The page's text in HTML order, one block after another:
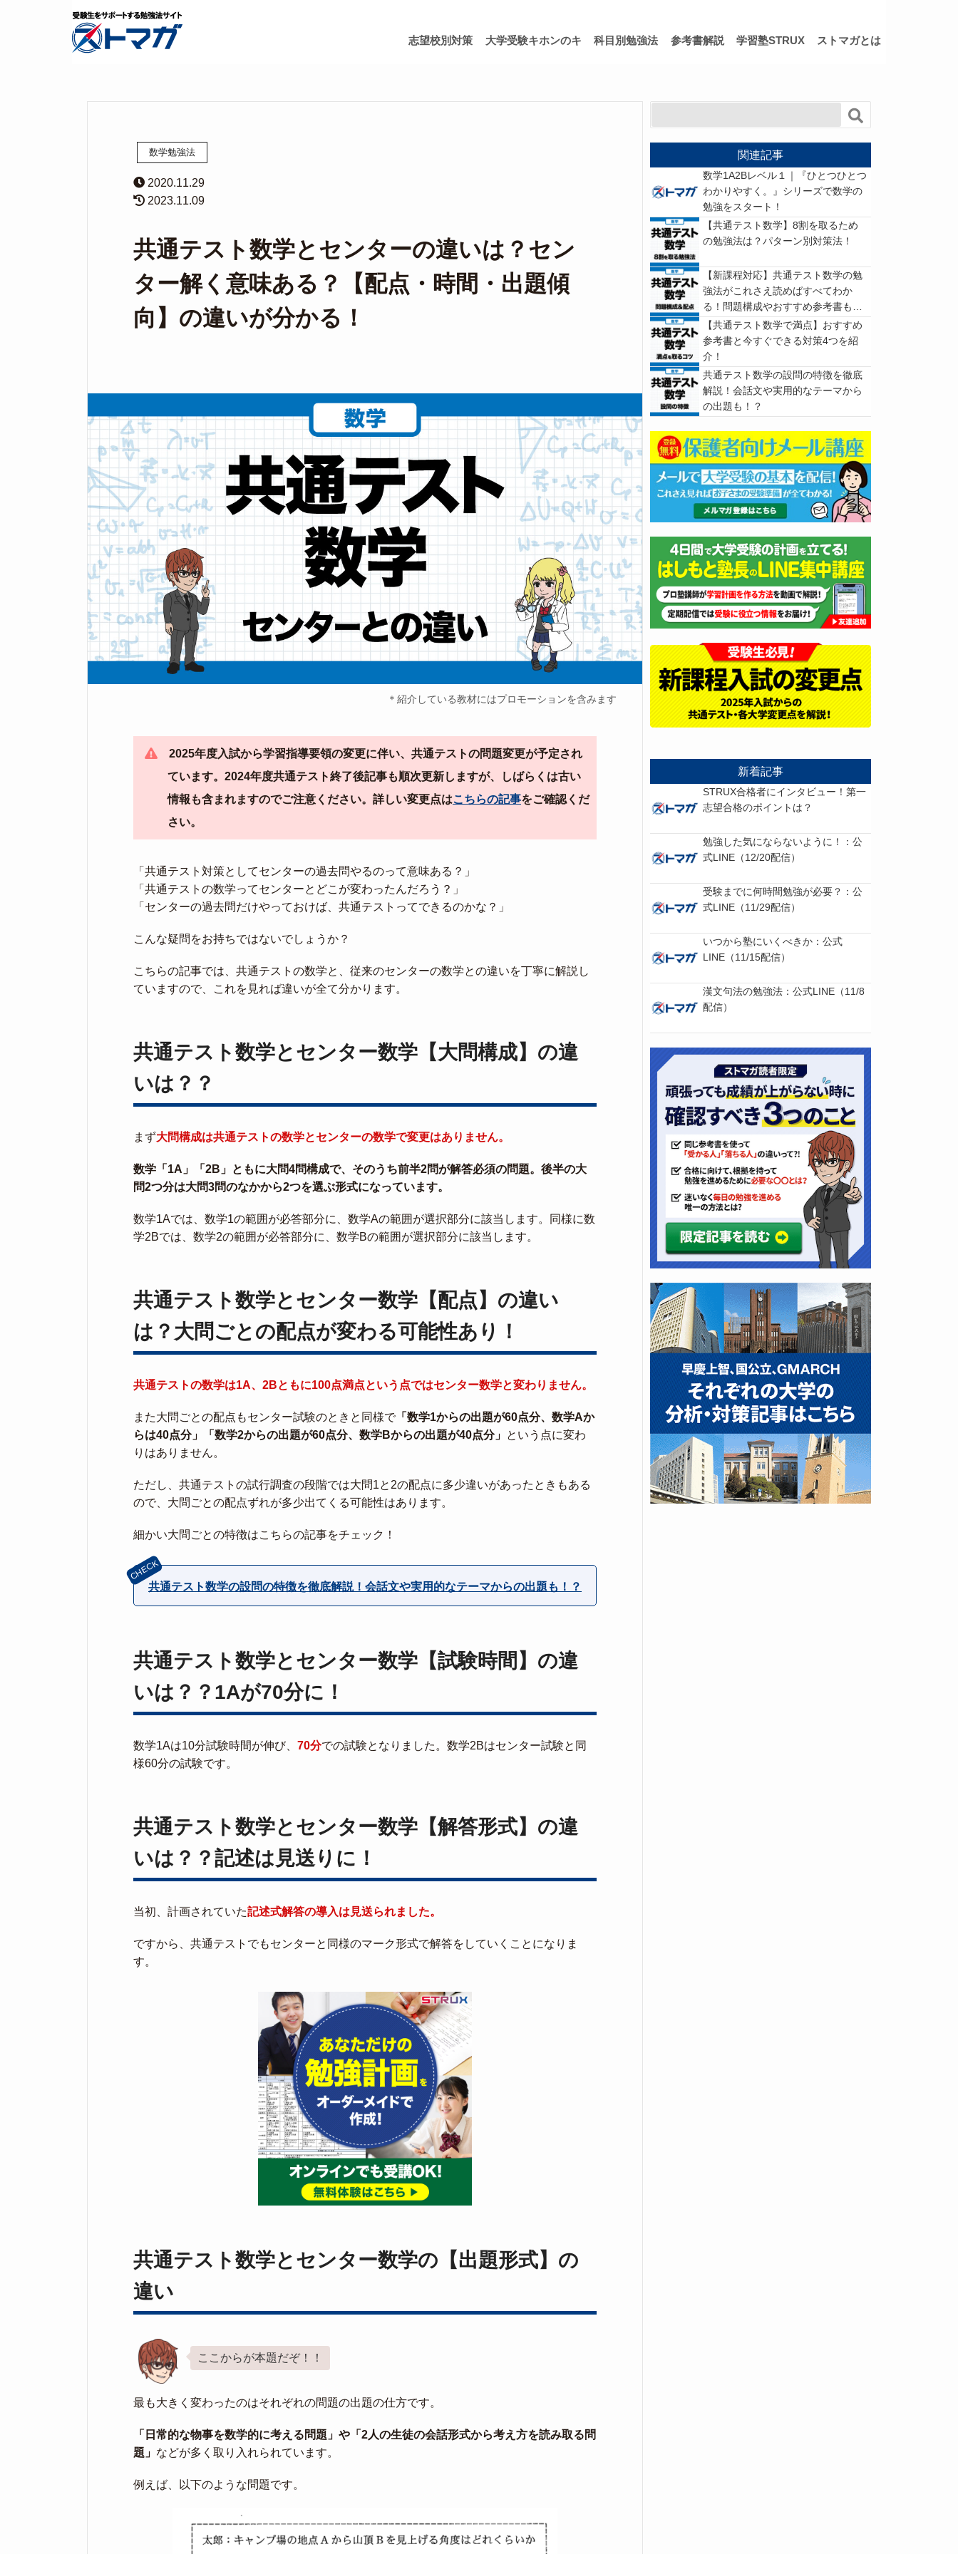
志望校別対策 大学受験キホンのキ 科目別勉強法 参考書解説 学習塾STRUX ストマガとは
数学勉強法
2020.11.29
2023.11.09
共通テスト数学とセンターの違いは？セン
ター解く意味ある？【配点・時間・出題傾
向】の違いが分かる！
＊紹介している教材にはプロモーションを含みます
2025年度入試から学習指導要領の変更に伴い、共通テストの問題変更が予定され
ています。2024年度共通テスト終了後記事も順次更新しますが、しばらくは古い
情報も含まれますのでご注意ください。詳しい変更点はこちらの記事をご確認くだ
さい。
「共通テスト対策としてセンターの過去問やるのって意味ある？」
「共通テストの数学ってセンターとどこが変わったんだろう？」
「センターの過去問だけやっておけば、共通テストってできるのかな？」
こんな疑問をお持ちではないでしょうか？
こちらの記事では、共通テストの数学と、従来のセンターの数学との違いを丁寧に解説し
ていますので、これを見れば違いが全て分かります。
共通テスト数学とセンター数学【大問構成】の違
いは？？
まず大問構成は共通テストの数学とセンターの数学で変更はありません。
数学「1A」「2B」ともに大問4問構成で、そのうち前半2問が解答必須の問題。後半の大
問2つ分は大問3問のなかから2つを選ぶ形式になっています。
数学1Aでは、数学1の範囲が必答部分に、数学Aの範囲が選択部分に該当します。同様に数
学2Bでは、数学2の範囲が必答部分に、数学Bの範囲が選択部分に該当します。
共通テスト数学とセンター数学【配点】の違い
は？大問ごとの配点が変わる可能性あり！
共通テストの数学は1A、2Bともに100点満点という点ではセンター数学と変わりません。
また大問ごとの配点もセンター試験のときと同様で「数学1からの出題が60点分、数学Aか
らは40点分」「数学2からの出題が60点分、数学Bからの出題が40点分」 という点に変わ
りはありません。
ただし、共通テストの試行調査の段階では大問1と2の配点に多少違いがあったときもある
ので、大問ごとの配点ずれが多少出てくる可能性はあります。
細かい大問ごとの特徴はこちらの記事をチェック！
共通テスト数学の設問の特徴を徹底解説！会話文や実用的なテーマからの出題も！？
共通テスト数学とセンター数学【試験時間】の違
いは？？1Aが70分に！
数学1Aは10分試験時間が伸び、 70分での試験となりました。数学2Bはセンター試験と同
様60分の試験です。
共通テスト数学とセンター数学【解答形式】の違
いは？？記述は見送りに！
当初、計画されていた記述式解答の導入は見送られました。
ですから、共通テストでもセンターと同様のマーク形式で解答をしていくことになりま
す。
共通テスト数学とセンター数学の【出題形式】の
違い
ここからが本題だぞ！！
最も大きく変わったのはそれぞれの問題の出題の仕方です。
「日常的な物事を数学的に考える問題」や「2人の生徒の会話形式から考え方を読み取る問
題」 などが多く取り入れられています。
例えば、以下のような問題です。
関連記事
数学1A2Bレベル１｜『ひとつひとつ
わかりやすく。』シリーズで数学の
勉強をスタート！
【共通テスト数学】8割を取るため
の勉強法は？パターン別対策法！
【新課程対応】共通テスト数学の勉
強法がこれさえ読めばすべてわか
る！問題構成やおすすめ参考書もチ
ェック
【共通テスト数学で満点】おすすめ
参考書と今すぐできる対策4つを紹
介！
共通テスト数学の設問の特徴を徹底
解説！会話文や実用的なテーマから
の出題も！？
新着記事
STRUX合格者にインタビュー！第一
志望合格のポイントは？
勉強した気にならないように！：公
式LINE（12/20配信）
受験までに何時間勉強が必要？：公
式LINE（11/29配信）
いつから塾にいくべきか：公式
LINE（11/15配信）
漢文句法の勉強法：公式LINE（11/8
配信）